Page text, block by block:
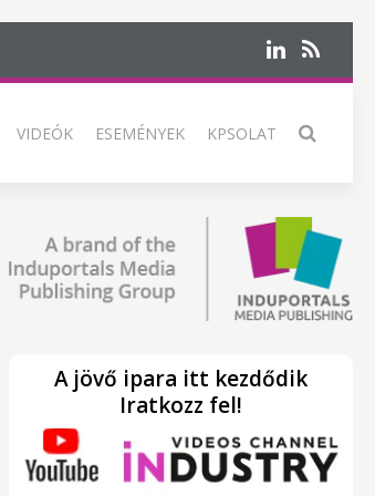
VIDEÓK ESEMÉNYEK KPSOLAT
A jövő ipara itt kezdődik
Iratkozz fel!